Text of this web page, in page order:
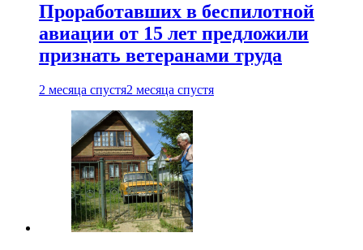
Проработавших в беспилотной
авиации от 15 лет предложили
признать ветеранами труда
2 месяца спустя2 месяца спустя